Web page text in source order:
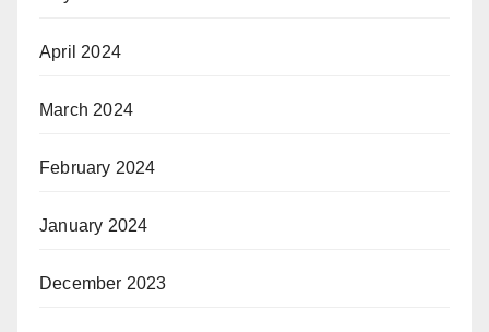
April 2024
March 2024
February 2024
January 2024
December 2023